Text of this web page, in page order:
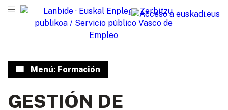
Menú: Formación
GESTIÓN DE